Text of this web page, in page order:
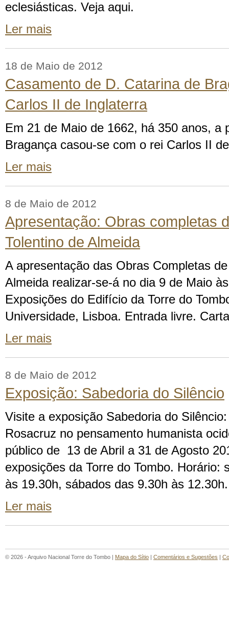
eclesiásticas. Veja aqui.
Ler mais
18 de Maio de 2012
Casamento de D. Catarina de
Carlos II de Inglaterra
Em 21 de Maio de 1662, há 350 anos, a
Bragança casou-se com o rei Carlos II
Ler mais
8 de Maio de 2012
Apresentação: Obras completas
Tolentino de Almeida
A apresentação das Obras Completas
Almeida realizar-se-á no dia 9 de Maio
Exposições do Edifício da Torre do
Universidade, Lisboa. Entrada livre.
Ler mais
8 de Maio de 2012
Exposição: Sabedoria do Silêncio
Visite a exposição Sabedoria do
Rosacruz no pensamento humanista
público de 13 de Abril a 31 de Agosto
exposições da Torre do Tombo. Horário:
às 19.30h, sábados das 9.30h às
Ler mais
© 2026 - Arquivo Nacional Torre do Tombo | Mapa do Sítio | Comentários e Sugestões |